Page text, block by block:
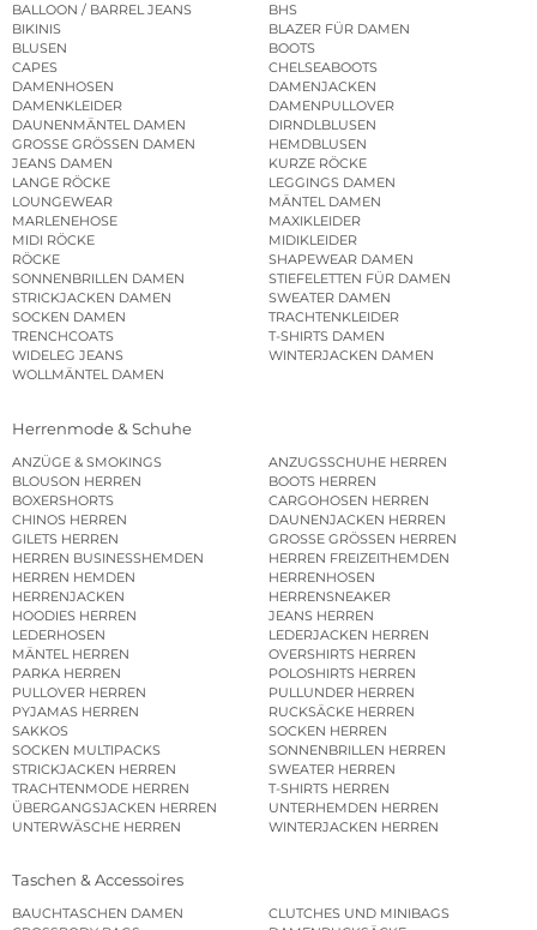
BALLOON / BARREL JEANS
BHS
BIKINIS
BLAZER FÜR DAMEN
BLUSEN
BOOTS
CAPES
CHELSEABOOTS
DAMENHOSEN
DAMENJACKEN
DAMENKLEIDER
DAMENPULLOVER
DAUNENMÄNTEL DAMEN
DIRNDLBLUSEN
GROSSE GRÖSSEN DAMEN
HEMDBLUSEN
JEANS DAMEN
KURZE RÖCKE
LANGE RÖCKE
LEGGINGS DAMEN
LOUNGEWEAR
MÄNTEL DAMEN
MARLENEHOSE
MAXIKLEIDER
MIDI RÖCKE
MIDIKLEIDER
RÖCKE
SHAPEWEAR DAMEN
SONNENBRILLEN DAMEN
STIEFELETTEN FÜR DAMEN
STRICKJACKEN DAMEN
SWEATER DAMEN
SOCKEN DAMEN
TRACHTENKLEIDER
TRENCHCOATS
T-SHIRTS DAMEN
WIDELEG JEANS
WINTERJACKEN DAMEN
WOLLMÄNTEL DAMEN
Herrenmode & Schuhe
ANZÜGE & SMOKINGS
ANZUGSSCHUHE HERREN
BLOUSON HERREN
BOOTS HERREN
BOXERSHORTS
CARGOHOSEN HERREN
CHINOS HERREN
DAUNENJACKEN HERREN
GILETS HERREN
GROSSE GRÖSSEN HERREN
HERREN BUSINESSHEMDEN
HERREN FREIZEITHEMDEN
HERREN HEMDEN
HERRENHOSEN
HERRENJACKEN
HERRENSNEAKER
HOODIES HERREN
JEANS HERREN
LEDERHOSEN
LEDERJACKEN HERREN
MÄNTEL HERREN
OVERSHIRTS HERREN
PARKA HERREN
POLOSHIRTS HERREN
PULLOVER HERREN
PULLUNDER HERREN
PYJAMAS HERREN
RUCKSÄCKE HERREN
SAKKOS
SOCKEN HERREN
SOCKEN MULTIPACKS
SONNENBRILLEN HERREN
STRICKJACKEN HERREN
SWEATER HERREN
TRACHTENMODE HERREN
T-SHIRTS HERREN
ÜBERGANGSJACKEN HERREN
UNTERHEMDEN HERREN
UNTERWÄSCHE HERREN
WINTERJACKEN HERREN
Taschen & Accessoires
BAUCHTASCHEN DAMEN
CLUTCHES UND MINIBAGS